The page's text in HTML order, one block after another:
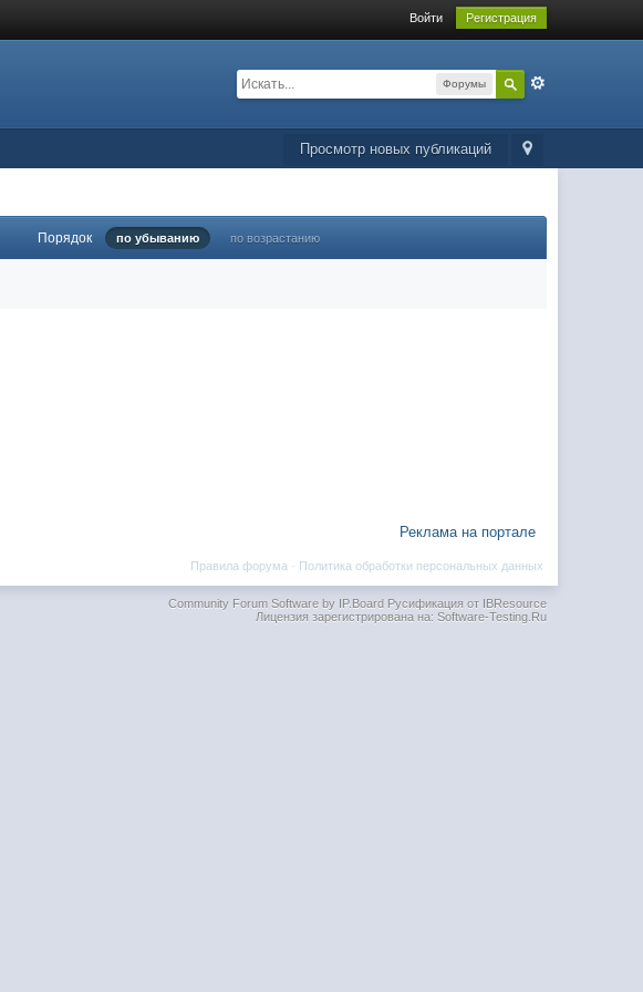
Войти Регистрация
Форумы
Просмотр новых публикаций
Порядок по убыванию по возрастанию
Реклама на портале
Политика обработки персональных данных
Правила форума ·
Community Forum Software by IP.BoardРусификация от IBResource
Лицензия зарегистрирована на: Software-Testing.Ru